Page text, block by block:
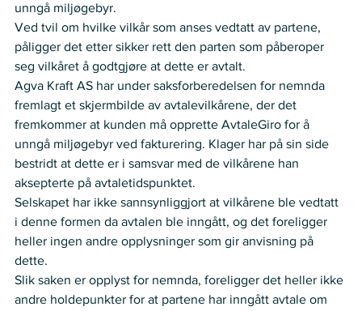
unngå miljøgebyr.
Ved tvil om hvilke vilkår som anses vedtatt av partene,
påligger det etter sikker rett den parten som påberoper
seg vilkåret å godtgjøre at dette er avtalt.
Agva Kraft AS har under saksforberedelsen for nemnda
fremlagt et skjermbilde av avtalevilkårene, der det
fremkommer at kunden må opprette AvtaleGiro for å
unngå miljøgebyr ved fakturering. Klager har på sin side
bestridt at dette er i samsvar med de vilkårene han
aksepterte på avtaletidspunktet.
Selskapet har ikke sannsynliggjort at vilkårene ble vedtatt
i denne formen da avtalen ble inngått, og det foreligger
heller ingen andre opplysninger som gir anvisning på
dette.
Slik saken er opplyst for nemnda, foreligger det heller ikke
andre holdepunkter for at partene har inngått avtale om